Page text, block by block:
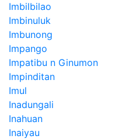
Imbilbilao
Imbinuluk
Imbunong
Impango
Impatibu n Ginumon
Impinditan
Imul
Inadungali
Inahuan
Inaiyau